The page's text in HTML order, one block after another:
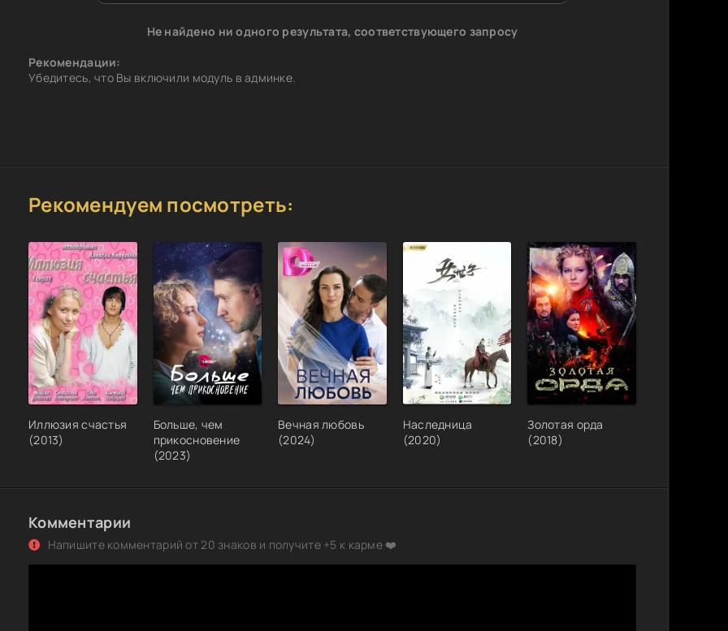
Не найдено ни одного результата, соответствующего запросу
Рекомендации:
Убедитесь, что Вы включили модуль в админке.
Рекомендуем посмотреть:
Иллюзия счастья
(2013)
Больше, чем
прикосновение
(2023)
Вечная любовь
(2024)
Наследница
(2020)
Золотая орда
(2018)
Комментарии
Напишите комментарий от 20 знаков и получите +5 к карме ❤️